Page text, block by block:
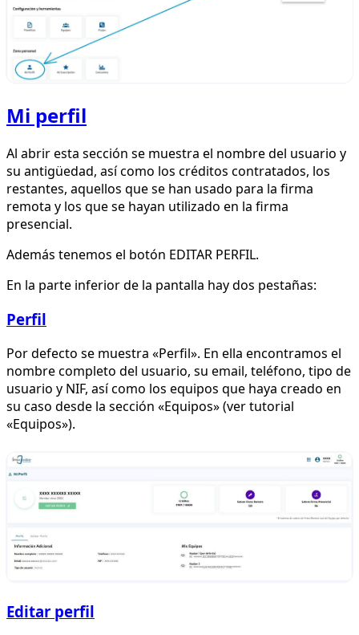
Mi perfil
Al abrir esta sección se muestra el nombre del usuario y
su antigüedad, así como los créditos contratados, los
restantes, aquellos que se han usado para la firma
remota y los que se hayan utilizado en la firma
presencial.
Además tenemos el botón EDITAR PERFIL.
En la parte inferior de la pantalla hay dos pestañas:
Perfil
Por defecto se muestra «Perfil». En ella encontramos el
nombre completo del usuario, su email, teléfono, tipo de
usuario y NIF, así como los equipos que haya creado en
su caso desde la sección «Equipos» (ver tutorial
«Equipos»).
Editar perfil